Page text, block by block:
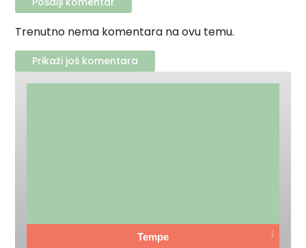
Trenutno nema komentara na ovu temu.
Prikaži još komentara
Tempe